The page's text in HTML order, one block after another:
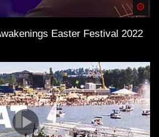
hast, kaufe die besten
Easter Festival 2022